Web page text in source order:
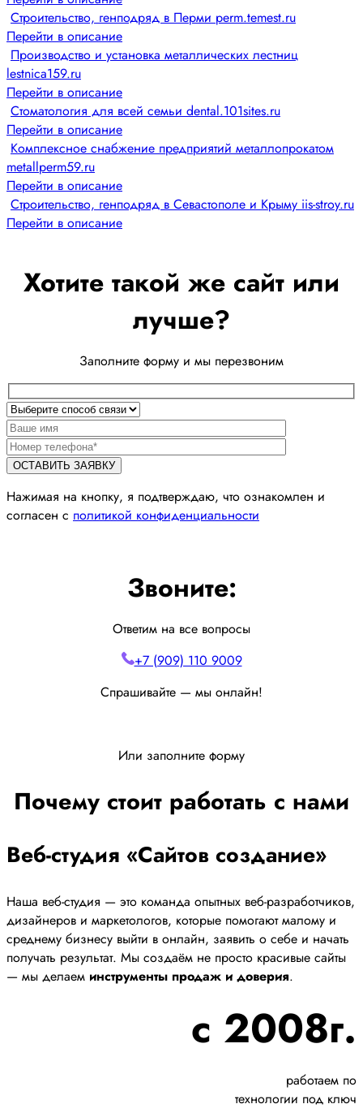
Строительство, генподряд в Перми perm.temest.ru
Перейти в описание
Производство и установка металлических лестниц
lestnica159.ru
Перейти в описание
Стоматология для всей семьи dental.101sites.ru
Перейти в описание
Комплексное снабжение предприятий металлопрокатом
metallperm59.ru
Перейти в описание
Строительство, генподряд в Севастополе и Крыму iis-stroy.ru
Перейти в описание
Хотите такой же сайт или
лучше?
Заполните форму и мы перезвоним
Нажимая на кнопку, я подтверждаю, что ознакомлен и
согласен с политикой конфиденциальности
Звоните:
Ответим на все вопросы
+7 (909) 110 9009
Спрашивайте — мы онлайн!
Или заполните форму
Почему стоит работать с нами
Веб-студия «Сайтов создание»
Наша веб-студия — это команда опытных веб-разработчиков,
дизайнеров и маркетологов, которые помогают малому и
среднему бизнесу выйти в онлайн, заявить о себе и начать
получать результат. Мы создаём не просто красивые сайты
— мы делаем инструменты продаж и доверия.
с 2008г.
работаем по
технологии под ключ